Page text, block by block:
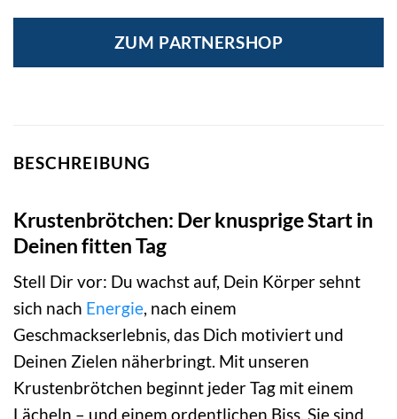
war:
4,35 €
ist:
3,70 €.
ZUM PARTNERSHOP
BESCHREIBUNG
Krustenbrötchen: Der knusprige Start in
Deinen fitten Tag
Stell Dir vor: Du wachst auf, Dein Körper sehnt
sich nach Energie, nach einem
Geschmackserlebnis, das Dich motiviert und
Deinen Zielen näherbringt. Mit unseren
Krustenbrötchen beginnt jeder Tag mit einem
Lächeln – und einem ordentlichen Biss. Sie sind